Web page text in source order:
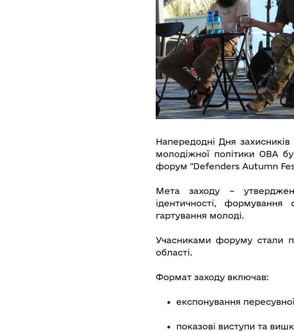
Напередодні Дня
молодіжної політики ОВА
форум "Defenders Autumn
Мета заходу –
ідентичності, формування
гартування молоді.
Учасниками форуму стали
області.
Формат заходу включав:
експонування
показові виступи та